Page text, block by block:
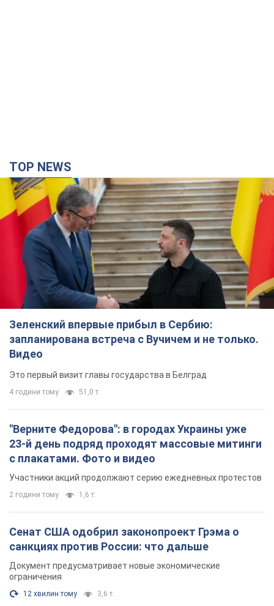
TOP NEWS
Зеленский впервые прибыл в Сербию:
запланирована встреча с Вучичем и не только.
Видео
Это первый визит главы государства в Белград
4 години тому 51,0 т.
"Верните Федорова": в городах Украины уже
23-й день подряд проходят массовые митинги
с плакатами. Фото и видео
Участники акций продолжают серию ежедневных протестов
2 години тому 1,6 т.
Сенат США одобрил законопроект Грэма о
санкциях против России: что дальше
Документ предусматривает новые экономические
ограничения
12 хвилин тому 3,6 т.